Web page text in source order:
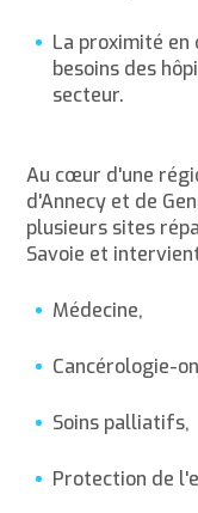
La proximité en
besoins des
secteur.
Au cœur d'une
d'Annecy et de
plusieurs sites
Savoie et
Médecine,
Cancérologie-
Soins palliatifs,
Protection de